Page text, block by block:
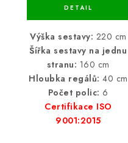
Výška sestavy: 220 cm
Šířka sestavy na jednu
stranu: 160 cm
Hloubka regálů: 40 cm
Počet polic: 6
Certifikace ISO
9001:2015